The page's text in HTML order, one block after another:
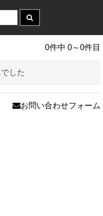
0件中 0～0件目
した
お問い合わせフォーム